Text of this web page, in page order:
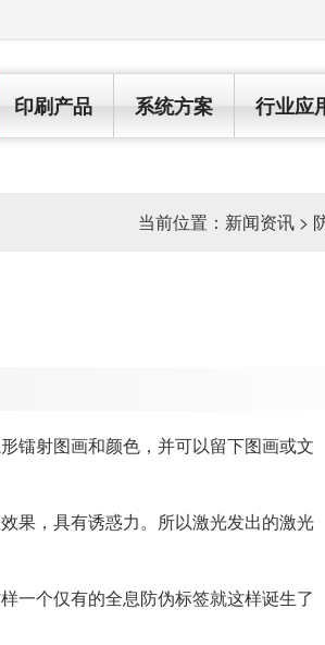
行业应
系统方案
印刷产品
当前位置： 新闻资讯 >
镭射图画和颜色，并可以留下图画或文
果，具有诱惑力。所以激光发出的激光
一个仅有的全息防伪标签就这样诞生了